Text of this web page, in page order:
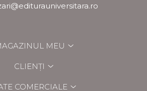
MEU
CLIENȚI
COMERCIALE